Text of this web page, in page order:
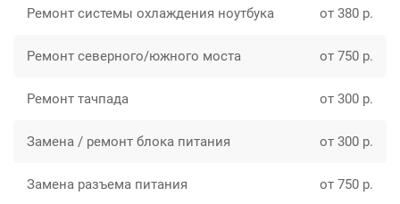
Ремонт системы охлаждения ноутбука от 380 р.
Ремонт северного/южного моста от 750 р.
Ремонт тачпада от 300 р.
Замена / ремонт блока питания от 300 р.
Замена разъема питания от 750 р.